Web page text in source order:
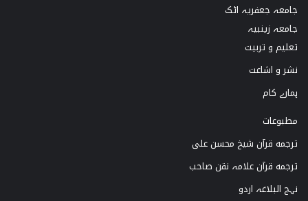
جامعہ جعفریہ اٹک
جامعہ زینبیہ
تعلیم و تربیت
نشر و اشاعت
ہمارے کام
مطبوعات
ترجمه قرآن شیخ محسن علی
ترجمه قرآن علامہ نقن صاحب
نہج البلاغہ اردو